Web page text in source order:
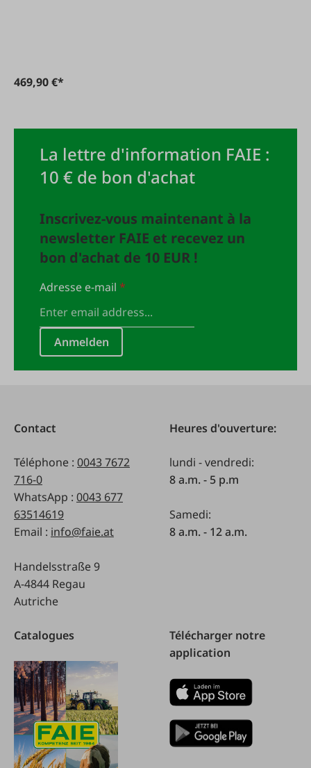
469,90 €*
La lettre d'information FAIE :
10 € de bon d'achat
Inscrivez-vous maintenant à la
newsletter FAIE et recevez un
bon d'achat de 10 EUR !
Adresse e-mail*
Anmelden
Contact
Téléphone : 0043 7672
716-0
WhatsApp : 0043 677
63514619
Email : info@faie.at
Handelsstraße 9
A-4844 Regau
Autriche
Heures d'ouverture:
lundi - vendredi:
8 a.m. - 5 p.m
Samedi:
8 a.m. - 12 a.m.
Catalogues
Télécharger notre
application